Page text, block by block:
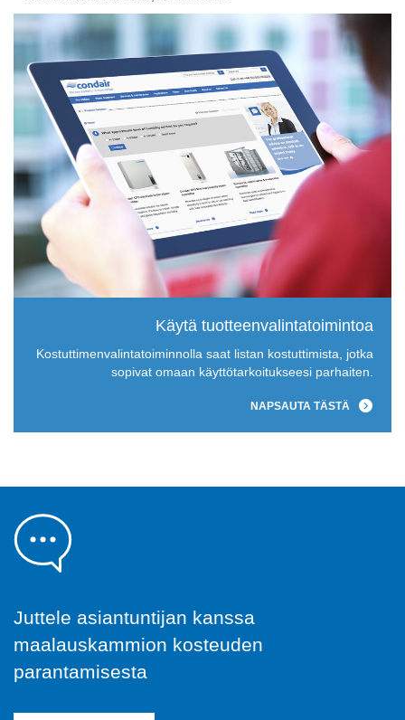
Käytä tuotteenvalintatoimintoa
Kostuttimenvalintatoiminnolla saat listan kostuttimista, jotka
sopivat omaan käyttötarkoitukseesi parhaiten.
NAPSAUTA TÄSTÄ
Juttele asiantuntijan kanssa
maalauskammion kosteuden
parantamisesta